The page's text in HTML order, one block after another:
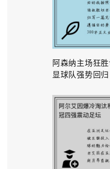
阿森纳主场狂
显球队强势回归